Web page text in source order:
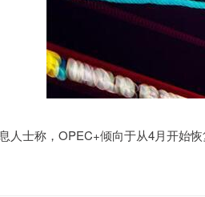
士称，OPEC+倾向于从4月开始恢